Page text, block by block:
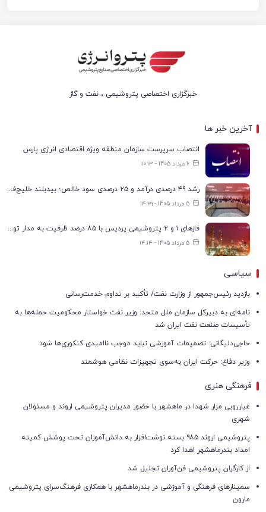
خبرگزاری اختصاصی پتروشیمی ، نفت و گاز
آخرین خبر ها
انتصاب سرپرست سازمان منطقه ویژه اقتصادی انرژی پارس
6 مرداد 1405 - ۱۰:۱۳
رشد ۴۹ درصدی درآمد و ۲۵ درصدی سود خالص؛ بیدبلند خلیج‌فارس سال ۱۴۰۴ را با رکوردهای جدید به پایان رساند
5 مرداد 1405 - ۱۴:۲۹
فازهای ۱ و ۲ پتروشیمی پردیس با ۸۵ درصد ظرفیت به مدار تولید بازگشتند
5 مرداد 1405 - ۱۴:۱۴
سیاسی
بازدید رئیس‌جمهور از وزارت نفت/ تأکید بر تداوم خدمت‌رسانی
نامه‌ای به دبیرکل سازمان ملل متحد: وزیر نفت خواستار محکومیت حمله‌ها به
تأسیسات صنعت نفت ایران شد
حاجی‌دلیگانی: تصمیمات آموزشی نباید موجب ناامیدی کنکوری‌ها شود
وزیر دفاع: حرکت ایران به‌سوی تجهیزات نظامی هوشمند
فرهنگی هنری
غبارروبی مزار شهدا در ماهشهر با حضور مدیران پتروشیمی اروند و مسئولان
شهری
پتروشیمی اروند ۹۸۵ بسته نوشت‌افزار به دانش‌آموزان تحت پوشش کمیته
امداد بندرماهشهر اهدا کرد
از کارگران پتروشیمی فن‌آوران تجلیل شد
سمینارهای فرهنگی و آموزشی در بندرماهشهر با همکاری فرهنگ‌سرای پتروشیمی
مارون